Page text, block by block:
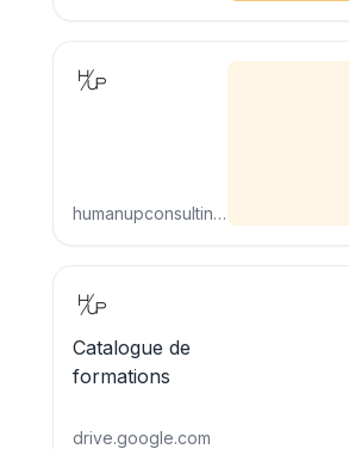
humanupconsulting.fr
Catalogue de
formations
drive.google.com